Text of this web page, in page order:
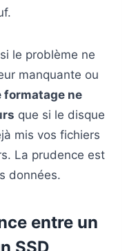
le problème ne
manquante ou
formatage ne
que si le disque
mis vos fichiers
La prudence est
données.
entre un